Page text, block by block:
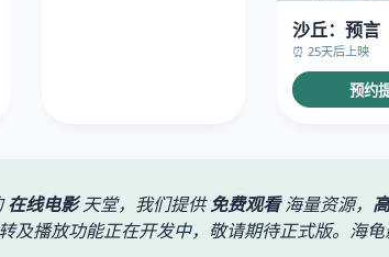
沙丘：预言
⏰ 25天后上映
预约
在线电影天堂，我们提供免费观看海量资源，
及播放功能正在开发中，敬请期待正式版。海